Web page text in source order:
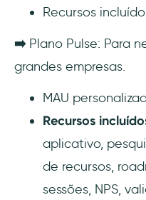
Recursos
➡️Plano Pulse: Para
grandes empresas.
MAU
Recursos
aplicativo,
de recursos,
sessões, NPS,